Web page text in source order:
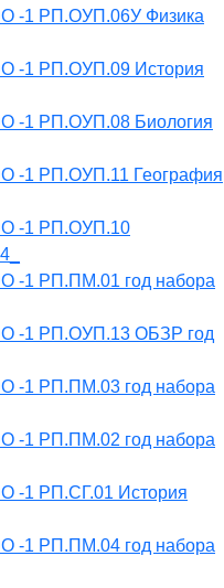
-1 РП.ОУП.06У Физика
-1 РП.ОУП.09 История
-1 РП.ОУП.08 Биология
-1 РП.ОУП.11 География
-1 РП.ОУП.10
-1 РП.ПМ.01 год набора
-1 РП.ОУП.13 ОБЗР год
-1 РП.ПМ.03 год набора
-1 РП.ПМ.02 год набора
-1 РП.СГ.01 История
-1 РП.ПМ.04 год набора